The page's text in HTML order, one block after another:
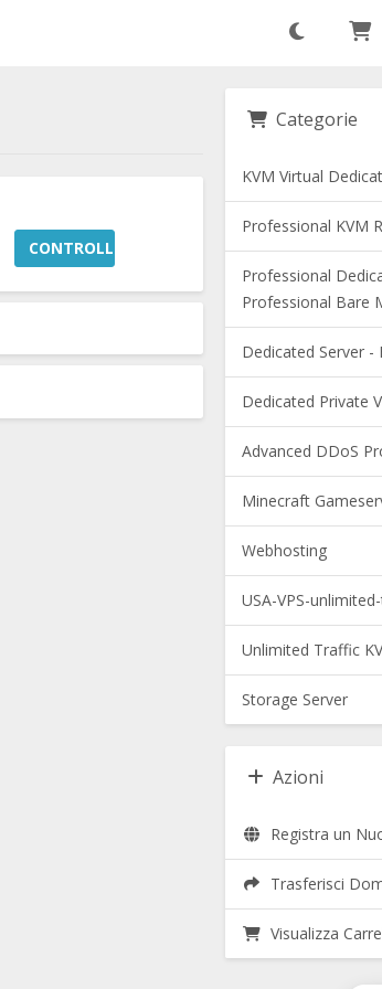
CONTROLLA
Categorie
KVM Virtual
Professional KVM
Professional
Professional Bare
Dedicated Server -
Dedicated Private
Advanced DDoS
Minecraft
Webhosting
USA-VPS-
Unlimited Traffic
Storage Server
Azioni
Registra un
Trasferisci
Visualizza